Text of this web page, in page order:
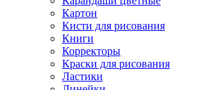
Картон
Кисти для рисования
Книги
Корректоры
Краски для рисования
Ластики